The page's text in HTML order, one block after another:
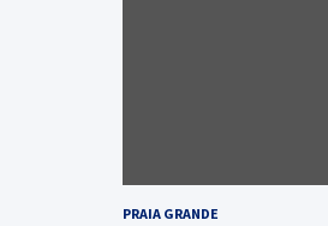
PRAIA GRANDE